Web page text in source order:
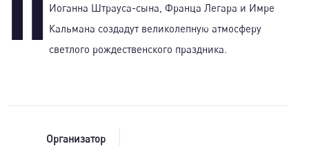
Иоганна Штрауса-сына, Франца Легара и Имре
Кальмана создадут великолепную атмосферу
светлого рождественского праздника.
Организатор